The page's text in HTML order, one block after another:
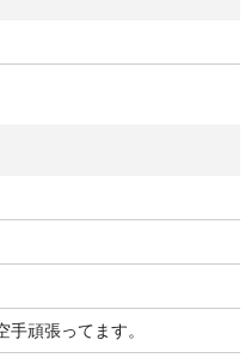
頑張ってます。